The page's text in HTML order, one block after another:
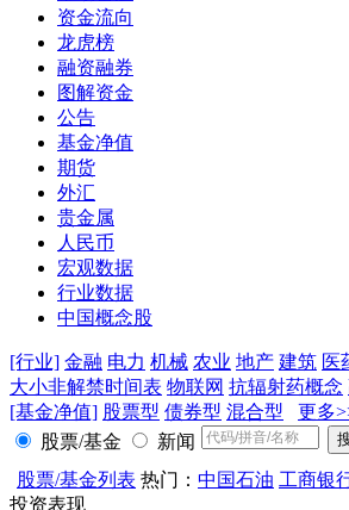
资金流向
龙虎榜
融资融券
图解资金
公告
基金净值
期货
外汇
贵金属
人民币
宏观数据
行业数据
中国概念股
[行业] 金融 电力 机械 农业 地产 建筑 医
大小非解禁时间表 物联网 抗辐射药概念
[基金净值] 股票型 债券型 混合型
更多
股票/基金
新闻
股票/基金列表 热门： 中国石油 工商银
投资表现